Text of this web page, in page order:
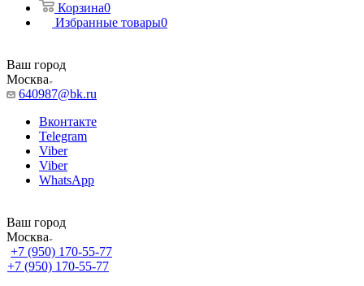
Корзина0
Избранные товары0
Ваш город
Москва
640987@bk.ru
Вконтакте
Telegram
Viber
Viber
WhatsApp
Ваш город
Москва
+7 (950) 170-55-77
+7 (950) 170-55-77